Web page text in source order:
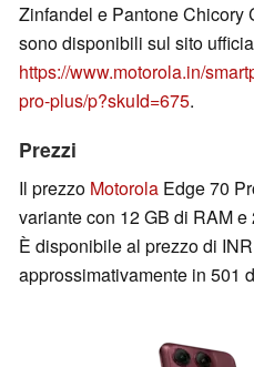
Zinfandel e Pantone Chicory
sono disponibili sul sito
https://www.motorola.in/
pro-plus/p?skuId=675.
Prezzi
Il prezzo Motorola Edge 70
variante con 12 GB di RAM
È disponibile al prezzo di
approssimativamente in 501